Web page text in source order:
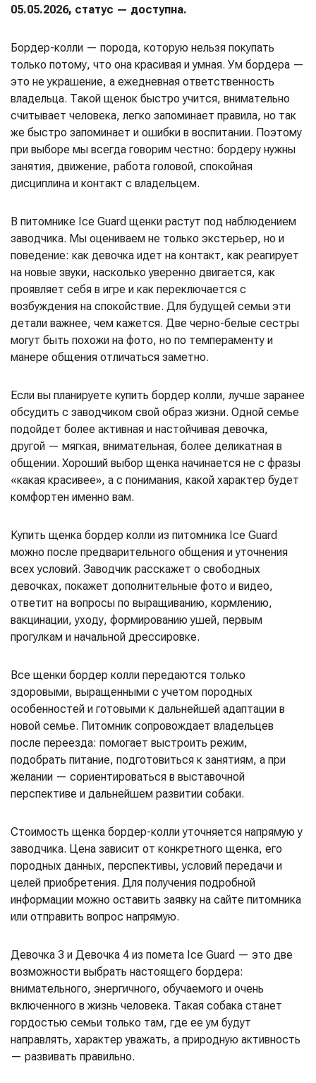
05.05.2026, статус — доступна.
Бордер-колли — порода, которую нельзя покупать
только потому, что она красивая и умная. Ум бордера —
это не украшение, а ежедневная ответственность
владельца. Такой щенок быстро учится, внимательно
считывает человека, легко запоминает правила, но так
же быстро запоминает и ошибки в воспитании. Поэтому
при выборе мы всегда говорим честно: бордеру нужны
занятия, движение, работа головой, спокойная
дисциплина и контакт с владельцем.
В питомнике Ice Guard щенки растут под наблюдением
заводчика. Мы оцениваем не только экстерьер, но и
поведение: как девочка идет на контакт, как реагирует
на новые звуки, насколько уверенно двигается, как
проявляет себя в игре и как переключается с
возбуждения на спокойствие. Для будущей семьи эти
детали важнее, чем кажется. Две черно-белые сестры
могут быть похожи на фото, но по темпераменту и
манере общения отличаться заметно.
Если вы планируете купить бордер колли, лучше заранее
обсудить с заводчиком свой образ жизни. Одной семье
подойдет более активная и настойчивая девочка,
другой — мягкая, внимательная, более деликатная в
общении. Хороший выбор щенка начинается не с фразы
«какая красивее», а с понимания, какой характер будет
комфортен именно вам.
Купить щенка бордер колли из питомника Ice Guard
можно после предварительного общения и уточнения
всех условий. Заводчик расскажет о свободных
девочках, покажет дополнительные фото и видео,
ответит на вопросы по выращиванию, кормлению,
вакцинации, уходу, формированию ушей, первым
прогулкам и начальной дрессировке.
Все щенки бордер колли передаются только
здоровыми, выращенными с учетом породных
особенностей и готовыми к дальнейшей адаптации в
новой семье. Питомник сопровождает владельцев
после переезда: помогает выстроить режим,
подобрать питание, подготовиться к занятиям, а при
желании — сориентироваться в выставочной
перспективе и дальнейшем развитии собаки.
Стоимость щенка бордер-колли уточняется напрямую у
заводчика. Цена зависит от конкретного щенка, его
породных данных, перспективы, условий передачи и
целей приобретения. Для получения подробной
информации можно оставить заявку на сайте питомника
или отправить вопрос напрямую.
Девочка 3 и Девочка 4 из помета Ice Guard — это две
возможности выбрать настоящего бордера:
внимательного, энергичного, обучаемого и очень
включенного в жизнь человека. Такая собака станет
гордостью семьи только там, где ее ум будут
направлять, характер уважать, а природную активность
— развивать правильно.